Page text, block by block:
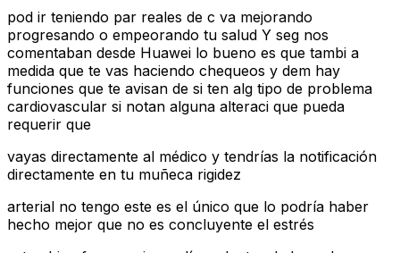
pod ir teniendo par reales de c va mejorando
progresando o empeorando tu salud Y seg nos
comentaban desde Huawei lo bueno es que tambi a
medida que te vas haciendo chequeos y dem hay
funciones que te avisan de si ten alg tipo de problema
cardiovascular si notan alguna alteraci que pueda
requerir que
vayas directamente al médico y tendrías la notificación
directamente en tu muñeca rigidez
arterial no tengo este es el único que lo podría haber
hecho mejor que no es concluyente el estrés